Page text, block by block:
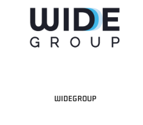
WIDEGROUP